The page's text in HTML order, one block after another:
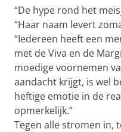
“De hype rond het
“Haar naam levert
“Iedereen heeft een
met de Viva en de
moedige voornemen
aandacht krijgt, is wel
heftige emotie in de
opmerkelijk.”
Tegen alle stromen in,